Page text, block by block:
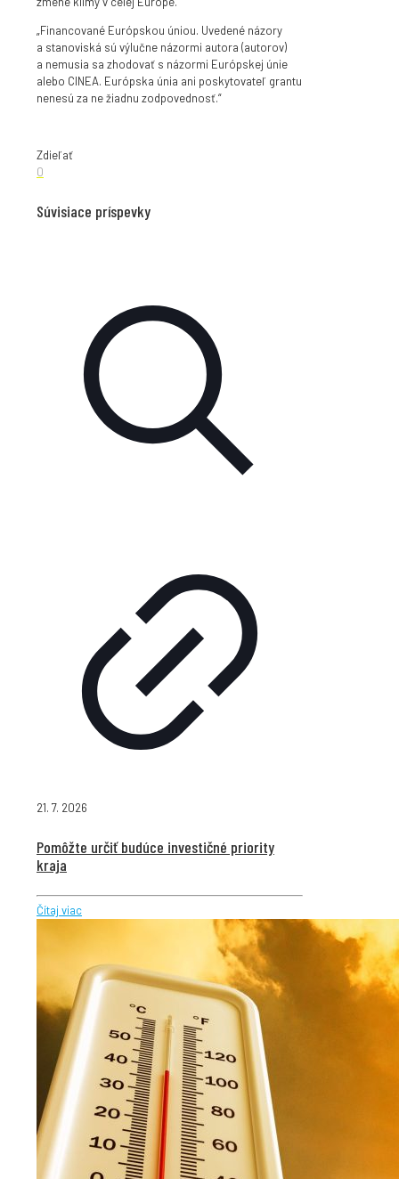
„Financované Európskou úniou. Uvedené názory
a stanoviská sú výlučne názormi autora (autorov)
a nemusia sa zhodovať s názormi Európskej únie
alebo CINEA. Európska únia ani poskytovateľ grantu
nenesú za ne žiadnu zodpovednosť.“
Zdieľať
0
Súvisiace príspevky
21. 7. 2026
Pomôžte určiť budúce investičné priority
kraja
Čítaj viac